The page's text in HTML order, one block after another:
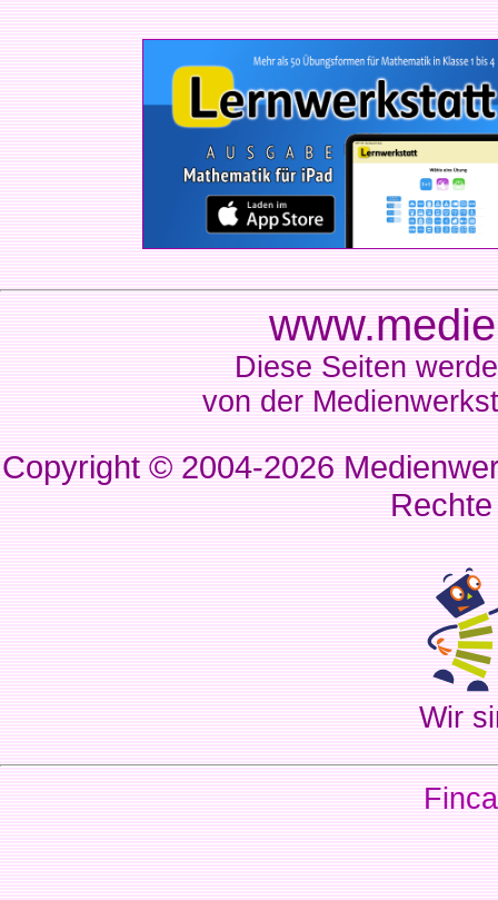
Diese Seiten
von der
Copyright © 2004-2026
Wir